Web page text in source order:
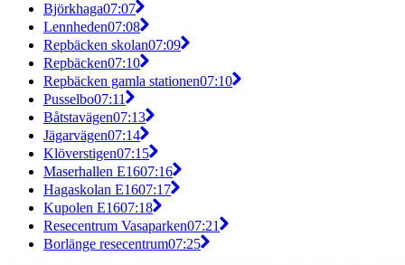
Björkhaga07:07
Lennheden07:08
Repbäcken skolan07:09
Repbäcken07:10
Repbäcken gamla stationen07:10
Pusselbo07:11
Båtstavägen07:13
Jägarvägen07:14
Klöverstigen07:15
Maserhallen E1607:16
Hagaskolan E1607:17
Kupolen E1607:18
Resecentrum Vasaparken07:21
Borlänge resecentrum07:25